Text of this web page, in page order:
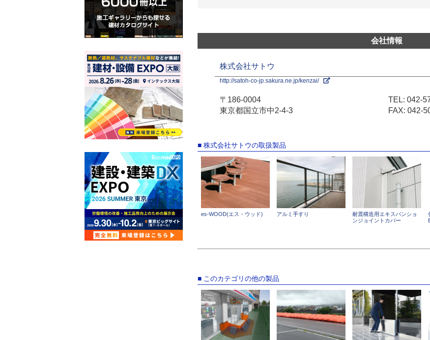
会社情報
株式会社サトウ
http://satoh-co-jp.sakura.ne.jp/kenzai/
〒186-0004
東京都国立市中2-4-3
TEL: 042-
FAX: 042-
■ 株式会社サトウの取扱製品
es-WOOD(エス・ウッド) アルミ手すり
耐震構造用エキスパンショ
ンジョイントカバー
■ このカテゴリの他の製品